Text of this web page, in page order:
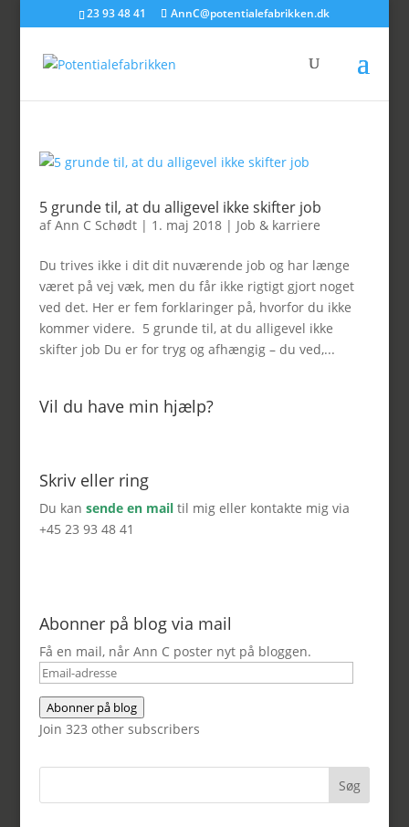
23 93 48 41 AnnC@potentialefabrikken.dk
5 grunde til, at du alligevel ikke skifter job
afAnn C Schødt| 1. maj 2018| Job & karriere
Du trives ikke i dit dit nuværende job og har længe
været på vej væk, men du får ikke rigtigt gjort noget
ved det. Her er fem forklaringer på, hvorfor du ikke
kommer videre. 5 grunde til, at du alligevel ikke
skifter job Du er for tryg og afhængig – du ved,...
Vil du have min hjælp?
Skriv eller ring
Du kan sende en mail til mig eller kontakte mig via
+45 23 93 48 41
Abonner på blog via mail
Få en mail, når Ann C poster nyt på bloggen.
Email-
adresse
Abonner på blog
Join 323 other subscribers